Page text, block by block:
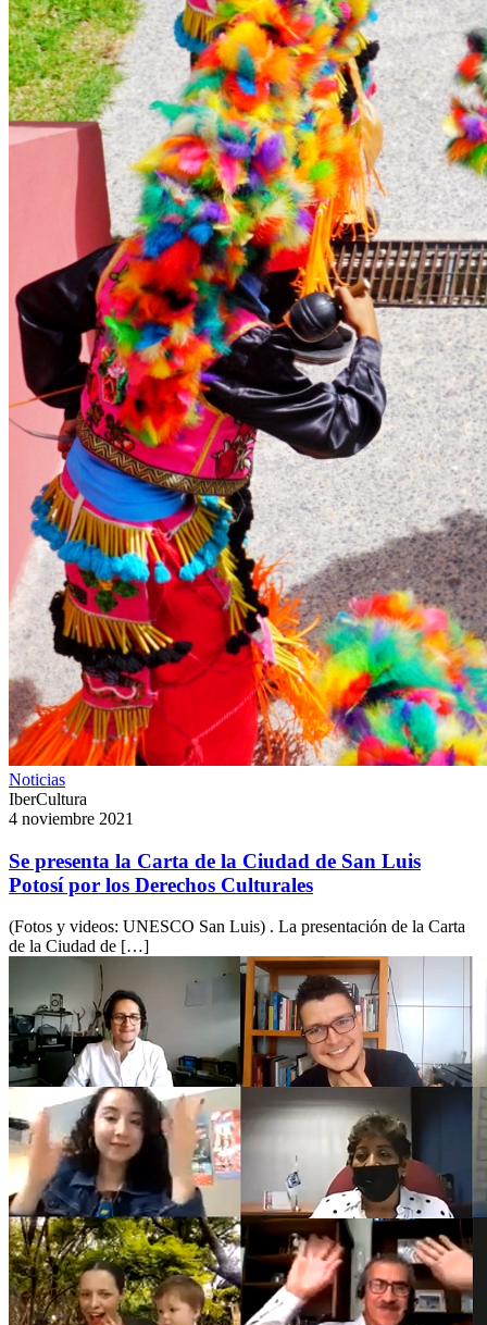
Noticias
IberCultura
4 noviembre 2021
Se presenta la Carta de la Ciudad de San Luis
Potosí por los Derechos Culturales
(Fotos y videos: UNESCO San Luis) . La presentación de la Carta
de la Ciudad de […]